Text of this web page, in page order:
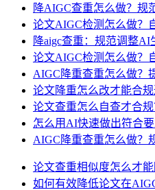
降AIGC查重怎么做？规
论文AIGC检测怎么做？
降aigc查重：规范调整
论文AIGC检测怎么做？
AIGC降重查重怎么做？
论文降重怎么改才能合规
论文查重怎么自查才合
怎么用AI快速做出符合要
AIGC降重查重怎么做？
论文查重相似度怎么才
如何有效降低论文在